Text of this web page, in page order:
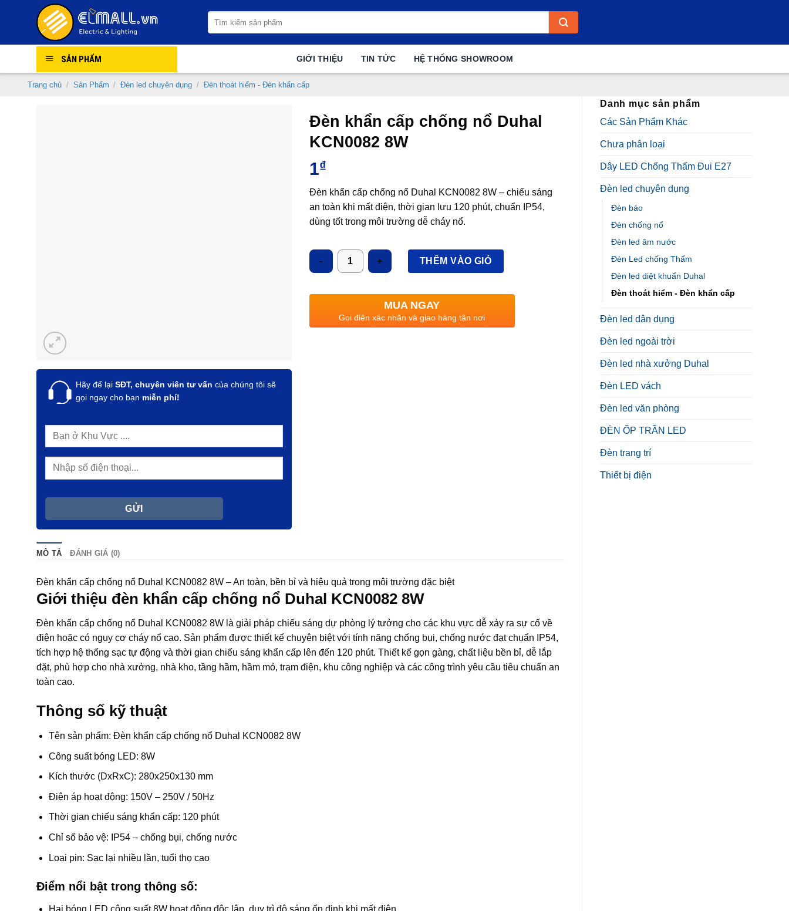
kiếm:
SẢN PHẨM GIỚI THIỆU TIN TỨC HỆ THỐNG SHOWROOM
Trang chủ / Sản Phẩm / Đèn led chuyên dụng / Đèn thoát hiểm - Đèn khẩn cấp
Danh mục sản phẩm
Các Sản Phẩm Khác
Chưa phân loại
Dây LED Chống Thấm Đui E27
Đèn led chuyên dụng
Đèn báo
Đèn chống nổ
Đèn led âm nước
Đèn Led chống Thấm
Đèn led diệt khuẩn Duhal
Đèn thoát hiểm - Đèn khẩn cấp
Đèn led dân dụng
Đèn led ngoài trời
Đèn led nhà xưởng Duhal
Đèn LED vách
Đèn led văn phòng
ĐÈN ỐP TRẦN LED
Đèn trang trí
Thiết bị điện
Hãy để lại SĐT, chuyên viên tư vấn của chúng tôi sẽ
gọi ngay cho bạn miễn phí!
Đèn khẩn cấp chống nổ Duhal
KCN0082 8W
1₫
Đèn khẩn cấp chống nổ Duhal KCN0082 8W – chiếu sáng
an toàn khi mất điện, thời gian lưu 120 phút, chuẩn IP54,
dùng tốt trong môi trường dễ cháy nổ.
Số lượng
THÊM VÀO GIỎ
MUA NGAY
Gọi điện xác nhận và giao hàng tận nơi
MÔ TẢ ĐÁNH GIÁ (0)
Đèn khẩn cấp chống nổ Duhal KCN0082 8W – An toàn, bền bỉ và hiệu quả trong môi trường đặc biệt
Giới thiệu đèn khẩn cấp chống nổ Duhal KCN0082 8W
Đèn khẩn cấp chống nổ Duhal KCN0082 8W là giải pháp chiếu sáng dự phòng lý tưởng cho các khu vực dễ xảy ra sự cố về
điện hoặc có nguy cơ cháy nổ cao. Sản phẩm được thiết kế chuyên biệt với tính năng chống bụi, chống nước đạt chuẩn IP54,
tích hợp hệ thống sạc tự động và thời gian chiếu sáng khẩn cấp lên đến 120 phút. Thiết kế gọn gàng, chất liệu bền bỉ, dễ lắp
đặt, phù hợp cho nhà xưởng, nhà kho, tầng hầm, hầm mỏ, trạm điện, khu công nghiệp và các công trình yêu cầu tiêu chuẩn an
toàn cao.
Thông số kỹ thuật
Tên sản phẩm: Đèn khẩn cấp chống nổ Duhal KCN0082 8W
Công suất bóng LED: 8W
Kích thước (DxRxC): 280x250x130 mm
Điện áp hoạt động: 150V – 250V / 50Hz
Thời gian chiếu sáng khẩn cấp: 120 phút
Chỉ số bảo vệ: IP54 – chống bụi, chống nước
Loại pin: Sạc lại nhiều lần, tuổi thọ cao
Điểm nổi bật trong thông số: